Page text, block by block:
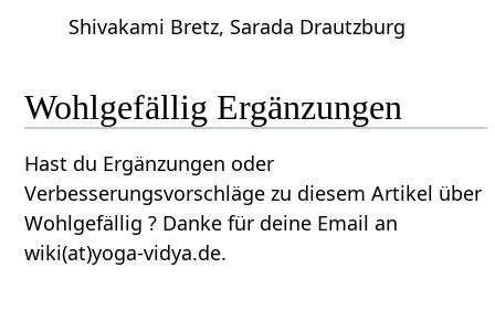
Shivakami Bretz, Sarada Drautzburg
Wohlgefällig‏‎ Ergänzungen
Hast du Ergänzungen oder
Verbesserungsvorschläge zu diesem Artikel über
Wohlgefällig‏‎ ? Danke für deine Email an
wiki(at)yoga-vidya.de.